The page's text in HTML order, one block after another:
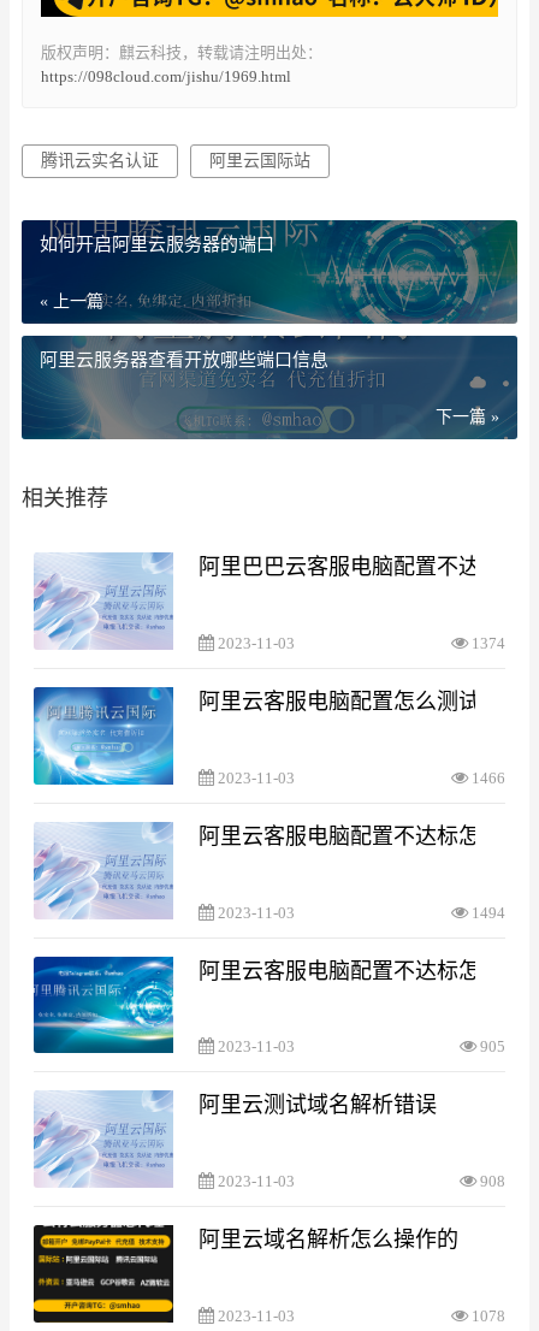
版权声明：麒云科技，转载请注明出处：
https://098cloud.com/jishu/1969.html
腾讯云实名认证 阿里云国际站
如何开启阿里云服务器的端口
« 上一篇
阿里云服务器查看开放哪些端口信息
下一篇 »
相关推荐
阿里巴巴云客服电脑配置不达标
2023-11-03 1374
阿里云客服电脑配置怎么测试
2023-11-03 1466
阿里云客服电脑配置不达标怎么处
2023-11-03 1494
阿里云客服电脑配置不达标怎么处
2023-11-03 905
阿里云测试域名解析错误
2023-11-03 908
阿里云域名解析怎么操作的
2023-11-03 1078